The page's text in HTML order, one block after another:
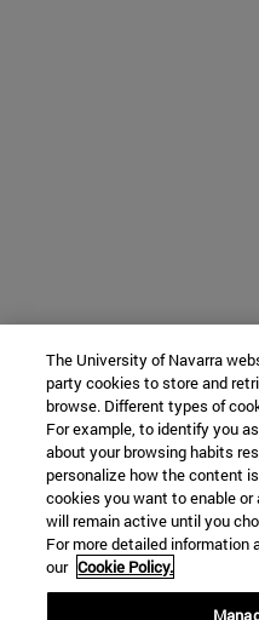
The University of Navarra
party cookies to store and
browse. Different types of
For example, to identify you
about your browsing habits
personalize how the content
cookies you want to enable
will remain active until you
For more detailed information
our Cookie Policy.